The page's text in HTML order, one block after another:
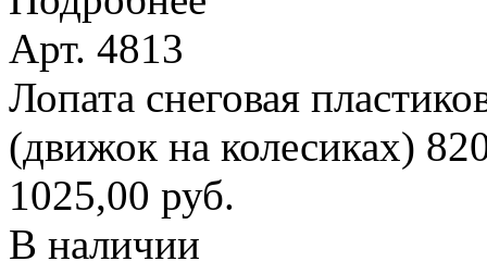
Арт. 4813
Лопата снеговая
(движок на колесиках)
1025,00 руб.
В наличии